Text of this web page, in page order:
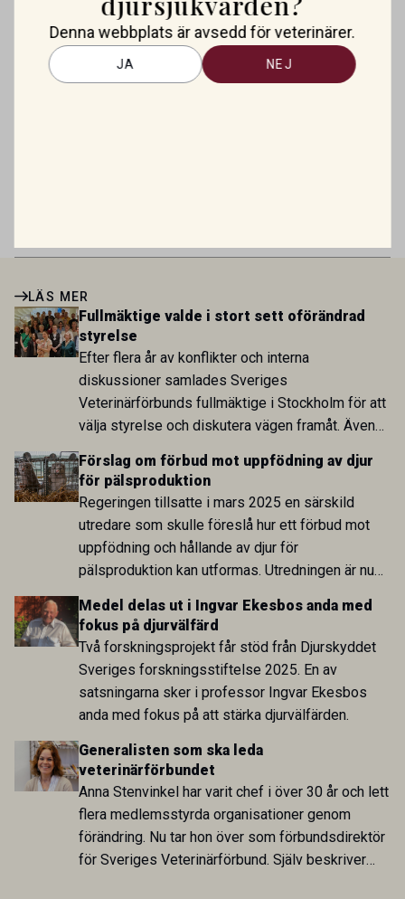
Nytt godkänt läkemedel mot allergisk
dermatit hos hund
LÄS MER
Fullmäktige valde i stort sett oförändrad
styrelse
Efter flera år av konflikter och interna
diskussioner samlades Sveriges
Veterinärförbunds fullmäktige i Stockholm för att
välja styrelse och diskutera vägen framåt. Även
om synen på förbundets utveckling skiljde sig åt
var många överens om att arbetet med
förtroende, delaktighet och transparens måste
fortsätta.
Förslag om förbud mot uppfödning av djur
för pälsproduktion
Regeringen tillsatte i mars 2025 en särskild
utredare som skulle föreslå hur ett förbud mot
uppfödning och hållande av djur för
pälsproduktion kan utformas. Utredningen är nu
överlämnad och föreslår att ett förbud införs mot
att föda upp eller hålla djur i huvudsakligt syfte
att djuren eller deras avkomma ska avlivas för
produktion av päls eller skinn. Förbudet föreslås
gälla generellt och omfatta samtliga djurslag.
Medel delas ut i Ingvar Ekesbos anda med
fokus på djurvälfärd
Två forskningsprojekt får stöd från Djurskyddet
Sveriges forskningsstiftelse 2025. En av
satsningarna sker i professor Ingvar Ekesbos
anda med fokus på att stärka djurvälfärden.
Generalisten som ska leda
veterinärförbundet
Anna Stenvinkel har varit chef i över 30 år och lett
flera medlemsstyrda organisationer genom
förändring. Nu tar hon över som förbundsdirektör
för Sveriges Veterinärförbund. Själv beskriver
Denna webbplats är avsedd för veterinärer.
JA NEJ